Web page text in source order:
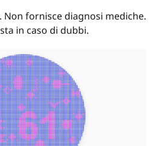
fornisce diagnosi mediche.
in caso di dubbi.